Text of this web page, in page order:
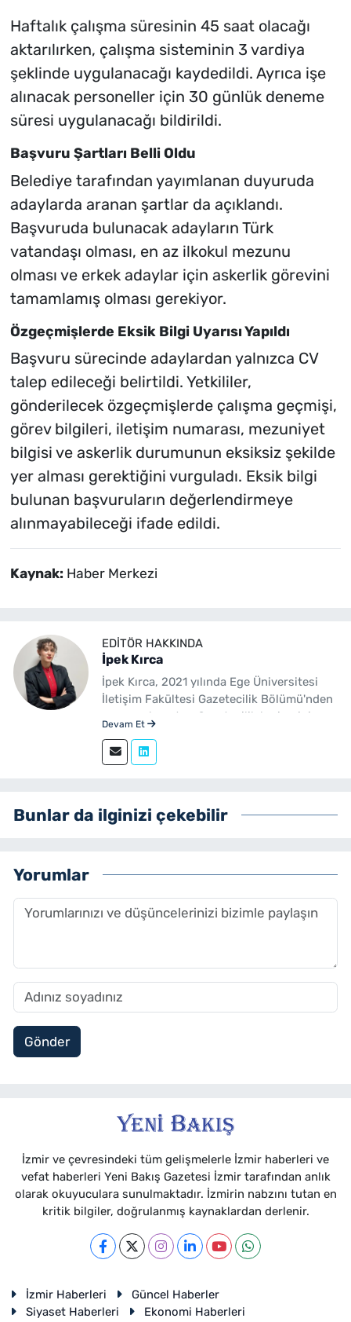
Haftalık çalışma süresinin 45 saat olacağı
aktarılırken, çalışma sisteminin 3 vardiya
şeklinde uygulanacağı kaydedildi. Ayrıca işe
alınacak personeller için 30 günlük deneme
süresi uygulanacağı bildirildi.
Başvuru Şartları Belli Oldu
Belediye tarafından yayımlanan duyuruda
adaylarda aranan şartlar da açıklandı.
Başvuruda bulunacak adayların Türk
vatandaşı olması, en az ilkokul mezunu
olması ve erkek adaylar için askerlik görevini
tamamlamış olması gerekiyor.
Özgeçmişlerde Eksik Bilgi Uyarısı Yapıldı
Başvuru sürecinde adaylardan yalnızca CV
talep edileceği belirtildi. Yetkililer,
gönderilecek özgeçmişlerde çalışma geçmişi,
görev bilgileri, iletişim numarası, mezuniyet
bilgisi ve askerlik durumunun eksiksiz şekilde
yer alması gerektiğini vurguladı. Eksik bilgi
bulunan başvuruların değerlendirmeye
alınmayabileceği ifade edildi.
Kaynak: Haber Merkezi
EDITÖR HAKKINDA
İpek Kırca
İpek Kırca, 2021 yılında Ege Üniversitesi
İletişim Fakültesi Gazetecilik Bölümü'nden
mezun olmuştur. Gazetecilik kariyerini
yenibakishaber.com bünyesinde muhabir
ve editör olarak görev yapmaktadır.
Devam Et
Bunlar da ilginizi çekebilir
Yorumlar
Gönder
İzmir ve çevresindeki tüm gelişmelerle İzmir haberleri ve
vefat haberleri Yeni Bakış Gazetesi İzmir tarafından anlık
olarak okuyuculara sunulmaktadır. İzmirin nabzını tutan en
kritik bilgiler, doğrulanmış kaynaklardan derlenir.
İzmir Haberleri
Güncel Haberler
Siyaset Haberleri
Ekonomi Haberleri